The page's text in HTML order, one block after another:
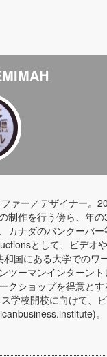
ァー／デザイナー。
制作を行う傍ら、年
カナダのバンクーバ
として、ビデオ
国にある大学での
ーマンインターン
クショップを得意と
学校開校に向けて、
。